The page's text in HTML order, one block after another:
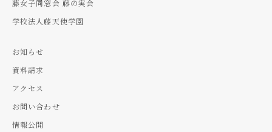
藤女子同窓会 藤の実会
学校法人藤天使学園
お知らせ
資料請求
アクセス
お問い合わせ
情報公開